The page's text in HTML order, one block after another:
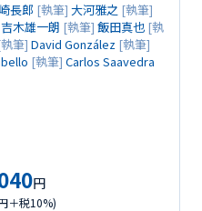
長郎 [執筆] 大河雅之 [執筆]
吉木雄一朗 [執筆] 飯田真也 [執
筆] David González [執筆]
[執筆] Carlos Saavedra
円
＋税10%)